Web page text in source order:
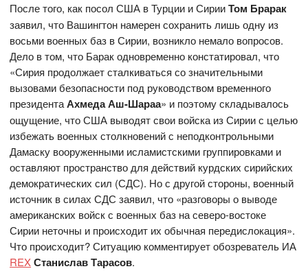
После того, как посол США в Турции и СирииТом Брарак
заявил, что Вашингтон намерен сохранить лишь одну из
восьми военных баз в Сирии, возникло немало вопросов.
Дело в том, что Барак одновременно констатировал, что
«Сирия продолжает сталкиваться со значительными
вызовами безопасности под руководством временного
президентаАхмеда Аш-Шараа» и поэтому складывалось
ощущение, что США выводят свои войска из Сирии с целью
избежать военных столкновений с неподконтрольными
Дамаску вооруженными исламистскими группировками и
оставляют пространство для действий курдских сирийских
демократических сил (СДС). Но с другой стороны, военный
источник в силах СДС заявил, что «разговоры о выводе
американских войск с военных баз на северо-востоке
Сирии неточны и происходит их обычная передислокация».
Что происходит? Ситуацию комментирует обозреватель ИА
REXСтанислав Тарасов.